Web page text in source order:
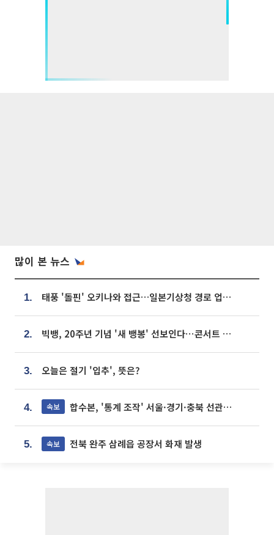
많이 본 뉴스
1. 태풍 '돌핀' 오키나와 접근…일본기상청 경로 업데이트
2. 빅뱅, 20주년 기념 '새 뱅봉' 선보인다⋯콘서트 앞두고 팝업 개최
3. 오늘은 절기 '입추', 뜻은?
4. 속보 합수본, '통계 조작' 서울·경기·충북 선관위 등 추가 압수수색
5. 속보 전북 완주 삼례읍 공장서 화재 발생